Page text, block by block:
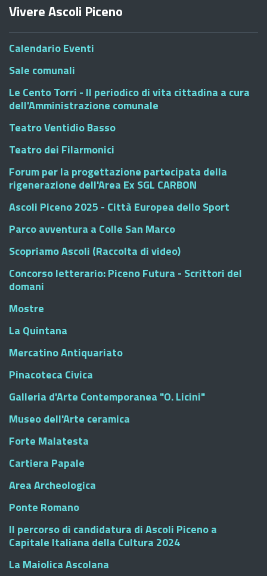
Vivere Ascoli Piceno
Calendario Eventi
Sale comunali
Le Cento Torri - Il periodico di vita cittadina a cura
dell'Amministrazione comunale
Teatro Ventidio Basso
Teatro dei Filarmonici
Forum per la progettazione partecipata della
rigenerazione dell'Area Ex SGL CARBON
Ascoli Piceno 2025 - Città Europea dello Sport
Parco avventura a Colle San Marco
Scopriamo Ascoli (Raccolta di video)
Concorso letterario: Piceno Futura - Scrittori del
domani
Mostre
La Quintana
Mercatino Antiquariato
Pinacoteca Civica
Galleria d'Arte Contemporanea "O. Licini"
Museo dell'Arte ceramica
Forte Malatesta
Cartiera Papale
Area Archeologica
Ponte Romano
Il percorso di candidatura di Ascoli Piceno a
Capitale Italiana della Cultura 2024
La Maiolica Ascolana